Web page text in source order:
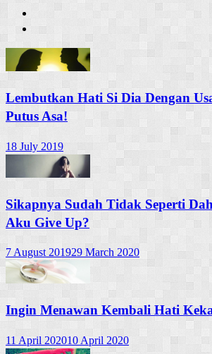
Lembutkan Hati Si Dia Dengan
Putus Asa!
18 July 2019
Sikapnya Sudah Tidak Seperti
Aku Give Up?
7 August 201929 March 2020
Ingin Menawan Kembali Hati
11 April 202010 April 2020